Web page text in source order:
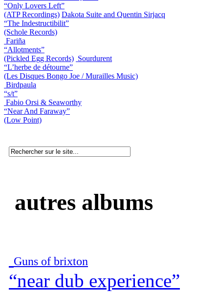
“Only Lovers Left”
(ATP Recordings) Dakota Suite and Quentin Sirjacq
“The Indestructibilit”
(Schole Records)
Fariña
“Allotments”
(Pickled Egg Records) Sourdurent
“L’herbe de détourne”
(Les Disques Bongo Joe / Murailles Music)
Birdpaula
“s/t”
Fabio Orsi & Seaworthy
“Near And Faraway”
(Low Point)
autres albums
Guns of brixton
“near dub experience”